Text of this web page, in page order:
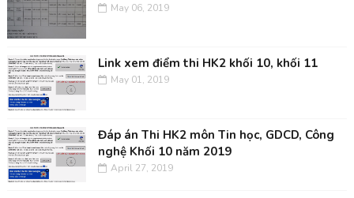
May 06, 2019
Link xem điểm thi HK2 khối 10, khối 11
May 01, 2019
Đáp án Thi HK2 môn Tin học, GDCD, Công
nghệ Khối 10 năm 2019
April 27, 2019